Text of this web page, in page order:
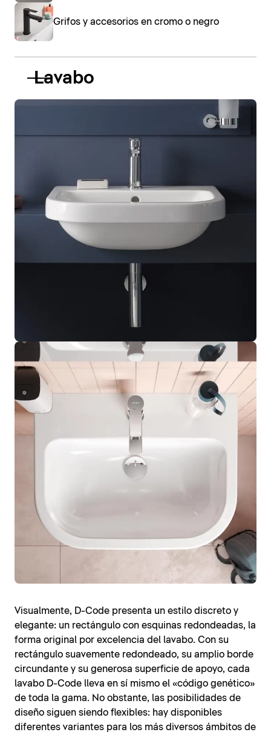
Grifos y accesorios en cromo o negro
Lavabo
Visualmente, D-Code presenta un estilo discreto y
elegante: un rectángulo con esquinas redondeadas, la
forma original por excelencia del lavabo. Con su
rectángulo suavemente redondeado, su amplio borde
circundante y su generosa superficie de apoyo, cada
lavabo D-Code lleva en sí mismo el «código genético»
de toda la gama. No obstante, las posibilidades de
diseño siguen siendo flexibles: hay disponibles
diferentes variantes para los más diversos ámbitos de